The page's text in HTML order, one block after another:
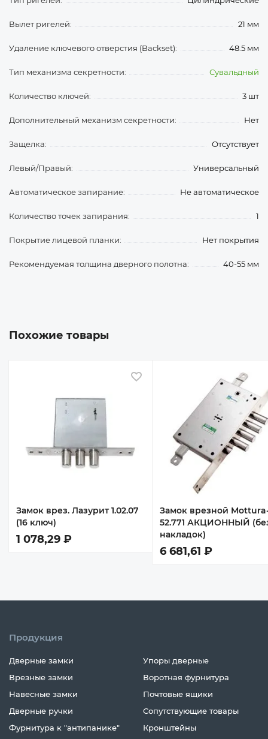
Вылет ригелей: 21 мм
Удаление ключевого отверстия (Backset): 48.5 мм
Тип механизма секретности: Сувальдный
Количество ключей: 3 шт
Дополнительный механизм секретности: Нет
Защелка: Отсутствует
Левый/Правый: Универсальный
Автоматическое запирание: Не автоматическое
Количество точек запирания: 1
Покрытие лицевой планки: Нет покрытия
Рекомендуемая толщина дверного полотна: 40-55 мм
Похожие товары
Замок врез. Лазурит 1.02.07
(16 ключ)
1 078,29 ₽
В избранное
Замок врезной
52.771 АКЦИОННЫЙ
накладок)
6 681,61 ₽
Продукция
Дверные замки
Врезные замки
Навесные замки
Дверные ручки
Фурнитура к "антипанике"
Упоры дверные
Воротная фурнитура
Почтовые ящики
Сопутствующие товары
Кронштейны